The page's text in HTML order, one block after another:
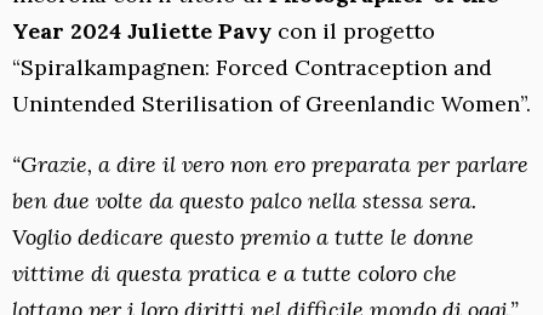
Year 2024 Juliette Pavy con il progetto
“Spiralkampagnen: Forced Contraception and
Unintended Sterilisation of Greenlandic Women”.
“Grazie, a dire il vero non ero preparata per parlare
ben due volte da questo palco nella stessa sera.
Voglio dedicare questo premio a tutte le donne
vittime di questa pratica e a tutte coloro che